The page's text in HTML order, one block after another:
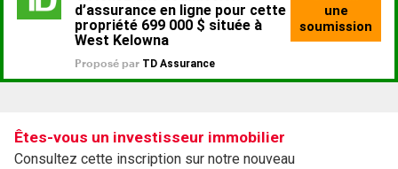
Êtes-vous un investisseur immobilier
Consultez cette inscription sur notre nouveau